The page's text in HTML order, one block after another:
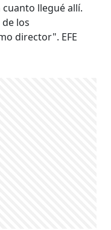
llegué allí.
los
director". EFE